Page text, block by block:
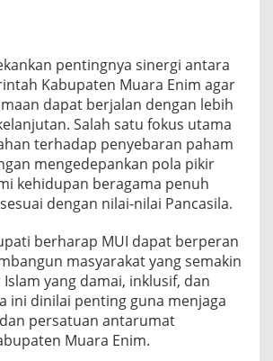
pentingnya sinergi antara
Kabupaten Muara Enim agar
dapat berjalan dengan lebih
Salah satu fokus utama
terhadap penyebaran paham
mengedepankan pola pikir
kehidupan beragama penuh
dengan nilai-nilai Pancasila.
berharap MUI dapat berperan
masyarakat yang semakin
yang damai, inklusif, dan
ini dinilai penting guna menjaga
persatuan antarumat
Muara Enim.